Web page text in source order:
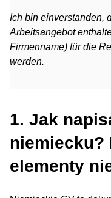
Ich bin einverstanden,
Arbeitsangebot
Firmenname) für die
werden.
1. Jak
niemiecku?
elementy